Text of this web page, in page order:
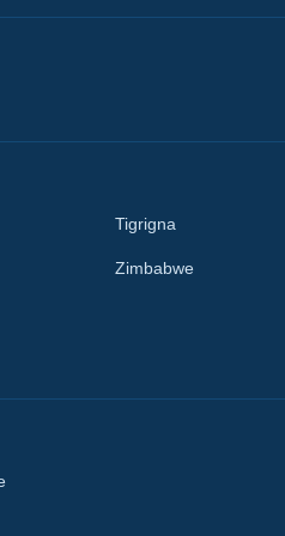
Tigrigna
Zimbabwe